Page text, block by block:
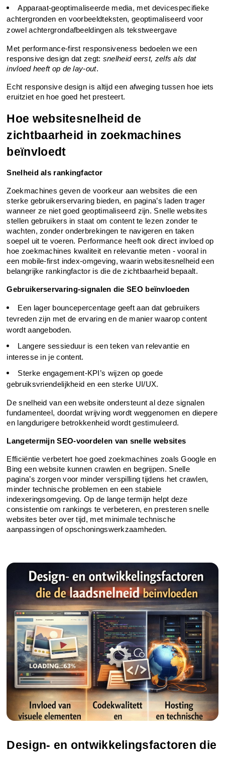
Apparaat-geoptimaliseerde media, met devicespecifieke
achtergronden en voorbeeldteksten, geoptimaliseerd voor
zowel achtergrondafbeeldingen als tekstweergave
Met performance-first responsiveness bedoelen we een
responsive design dat zegt: snelheid eerst, zelfs als dat
invloed heeft op de lay-out.
Echt responsive design is altijd een afweging tussen hoe iets
eruitziet en hoe goed het presteert.
Hoe websitesnelheid de
zichtbaarheid in zoekmachines
beïnvloedt
Snelheid als rankingfactor
Zoekmachines geven de voorkeur aan websites die een
sterke gebruikerservaring bieden, en pagina’s laden trager
wanneer ze niet goed geoptimaliseerd zijn. Snelle websites
stellen gebruikers in staat om content te lezen zonder te
wachten, zonder onderbrekingen te navigeren en taken
soepel uit te voeren. Performance heeft ook direct invloed op
hoe zoekmachines kwaliteit en relevantie meten - vooral in
een mobile-first index-omgeving, waarin websitesnelheid een
belangrijke rankingfactor is die de zichtbaarheid bepaalt.
Gebruikerservaring-signalen die SEO beïnvloeden
Een lager bouncepercentage geeft aan dat gebruikers
tevreden zijn met de ervaring en de manier waarop content
wordt aangeboden.
Langere sessieduur is een teken van relevantie en
interesse in je content.
Sterke engagement-KPI’s wijzen op goede
gebruiksvriendelijkheid en een sterke UI/UX.
De snelheid van een website ondersteunt al deze signalen
fundamenteel, doordat wrijving wordt weggenomen en diepere
en langdurigere betrokkenheid wordt gestimuleerd.
Langetermijn SEO-voordelen van snelle websites
Efficiëntie verbetert hoe goed zoekmachines zoals Google en
Bing een website kunnen crawlen en begrijpen. Snelle
pagina’s zorgen voor minder verspilling tijdens het crawlen,
minder technische problemen en een stabiele
indexeringsomgeving. Op de lange termijn helpt deze
consistentie om rankings te verbeteren, en presteren snelle
websites beter over tijd, met minimale technische
aanpassingen of opschoningswerkzaamheden.
Design- en ontwikkelingsfactoren die